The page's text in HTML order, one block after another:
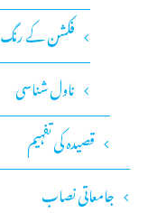
فکشن کے رنگ
ناول شناسی
قصیدہ کی تفہیم
جامعاتی نصاب